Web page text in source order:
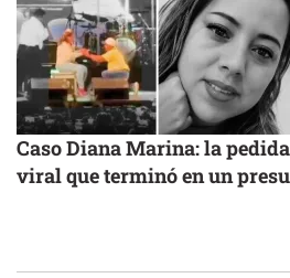
Caso Diana Marina: la
viral que terminó en un